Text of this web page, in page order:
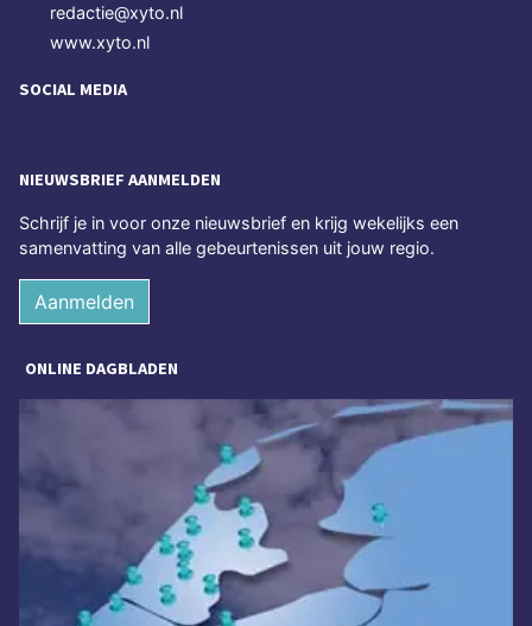
redactie@xyto.nl
www.xyto.nl
SOCIAL MEDIA
NIEUWSBRIEF AANMELDEN
Schrijf je in voor onze nieuwsbrief en krijg wekelijks een
samenvatting van alle gebeurtenissen uit jouw regio.
Aanmelden
ONLINE DAGBLADEN